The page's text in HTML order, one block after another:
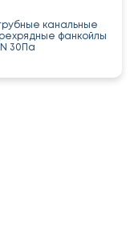
канальные
фанкойлы
30Па